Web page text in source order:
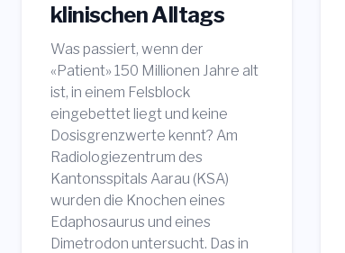
klinischen Alltags
Was passiert, wenn der
«Patient» 150 Millionen Jahre alt
ist, in einem Felsblock
eingebettet liegt und keine
Dosisgrenzwerte kennt? Am
Radiologiezentrum des
Kantonsspitals Aarau (KSA)
wurden die Knochen eines
Edaphosaurus und eines
Dimetrodon untersucht. Das in